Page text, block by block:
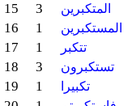
15 3 المتكبرين
16 1 المستكبرين
17 1 تتكبر
18 3 تستكبرون
19 1 تكبيرا